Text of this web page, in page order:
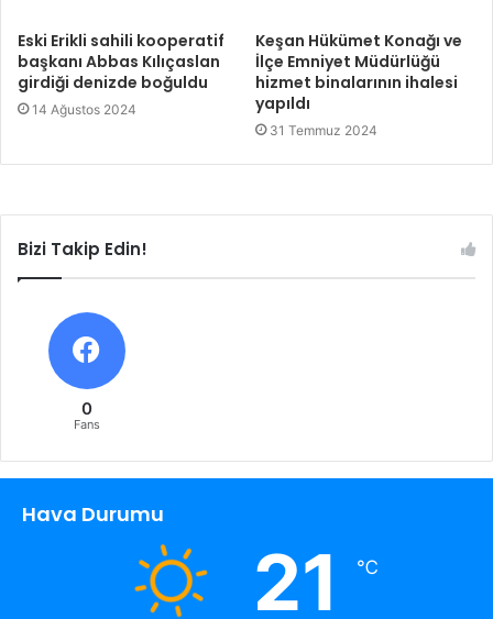
Eski Erikli sahili kooperatif
başkanı Abbas Kılıçaslan
girdiği denizde boğuldu
14 Ağustos 2024
Keşan Hükümet Konağı ve
İlçe Emniyet Müdürlüğü
hizmet binalarının ihalesi
yapıldı
31 Temmuz 2024
Bizi Takip Edin!
0
Fans
Hava Durumu
21 ℃